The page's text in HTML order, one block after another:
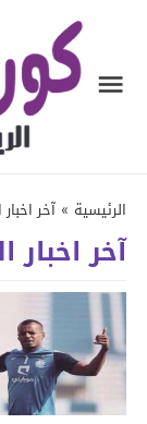
الرئيسية » آخر
آخر